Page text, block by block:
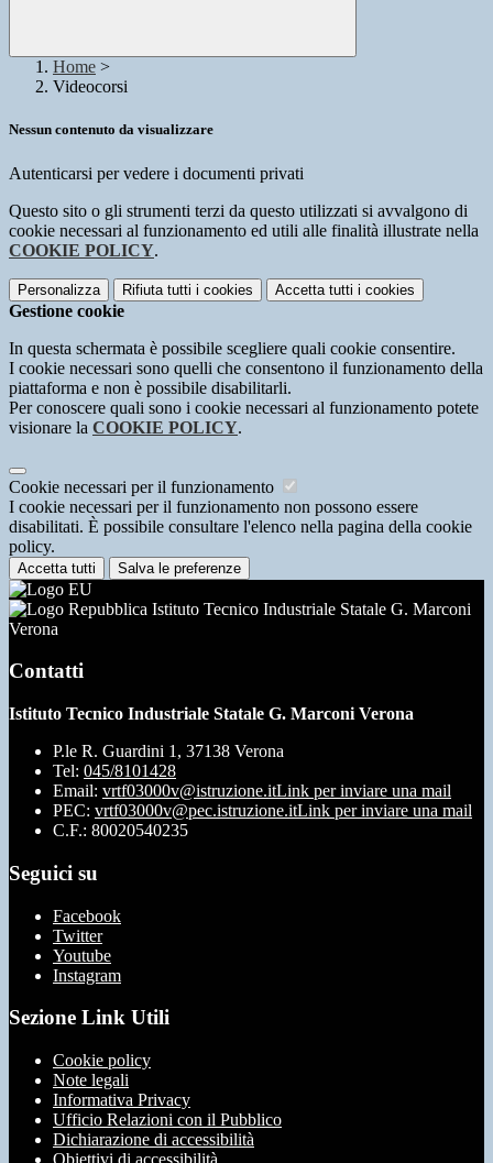
Home >
Videocorsi
Nessun contenuto da visualizzare
Autenticarsi per vedere i documenti privati
Questo sito o gli strumenti terzi da questo utilizzati si avvalgono di
cookie necessari al funzionamento ed utili alle finalità illustrate nella
COOKIE POLICY.
Personalizza Rifiuta tutti i cookies Accetta tutti i cookies
Gestione cookie
In questa schermata è possibile scegliere quali cookie consentire.
I cookie necessari sono quelli che consentono il funzionamento della
piattaforma e non è possibile disabilitarli.
Per conoscere quali sono i cookie necessari al funzionamento potete
visionare la COOKIE POLICY.
Cookie necessari per il funzionamento
I cookie necessari per il funzionamento non possono essere
disabilitati. È possibile consultare l'elenco nella pagina della cookie
policy.
Accetta tutti Salva le preferenze
Istituto Tecnico Industriale Statale G. Marconi
Verona
Contatti
Istituto Tecnico Industriale Statale G. Marconi Verona
P.le R. Guardini 1, 37138 Verona
Tel: 045/8101428
Email: vrtf03000v@istruzione.itLink per inviare una mail
PEC: vrtf03000v@pec.istruzione.itLink per inviare una mail
C.F.: 80020540235
Seguici su
Facebook
Twitter
Youtube
Instagram
Sezione Link Utili
Cookie policy
Note legali
Informativa Privacy
Ufficio Relazioni con il Pubblico
Dichiarazione di accessibilità
Obiettivi di accessibilità